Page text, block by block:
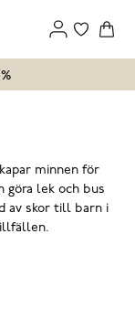
minnen för
göra lek och bus
av skor till barn i